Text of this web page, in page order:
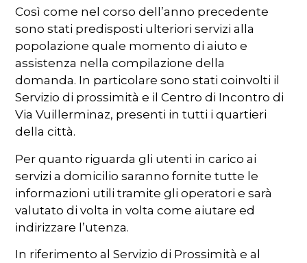
Così come nel corso dell’anno precedente
sono stati predisposti ulteriori servizi alla
popolazione quale momento di aiuto e
assistenza nella compilazione della
domanda. In particolare sono stati coinvolti il
Servizio di prossimità e il Centro di Incontro di
Via Vuillerminaz, presenti in tutti i quartieri
della città.
Per quanto riguarda gli utenti in carico ai
servizi a domicilio saranno fornite tutte le
informazioni utili tramite gli operatori e sarà
valutato di volta in volta come aiutare ed
indirizzare l’utenza.
In riferimento al Servizio di Prossimità e al